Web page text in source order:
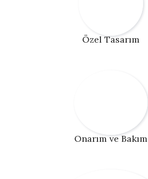
Özel Tasarım
Onarım ve Bakım